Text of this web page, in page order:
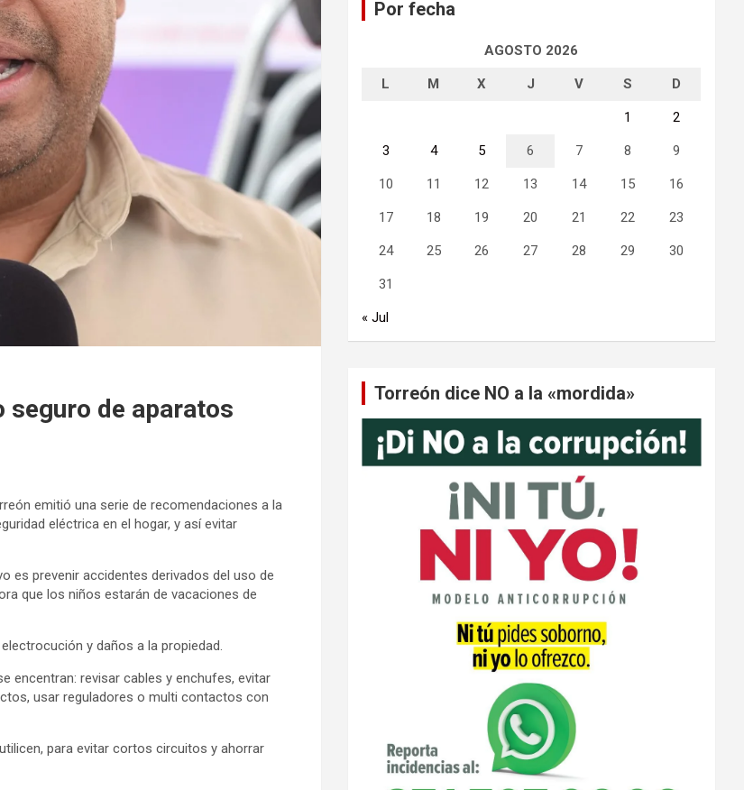
seguro de aparatos
emitió una serie de recomendaciones a la
eléctrica en el hogar, y así evitar
es prevenir accidentes derivados del uso de
que los niños estarán de vacaciones de
y daños a la propiedad.
encentran: revisar cables y enchufes, evitar
usar reguladores o multi contactos con
para evitar cortos circuitos y ahorrar
Por fecha
AGOSTO 2026
L M X J V S D
1 2
3 4 5 6 7 8 9
10 11 12 13 14 15 16
17 18 19 20 21 22 23
24 25 26 27 28 29 30
31
« Jul
Torreón dice NO a la «mordida»